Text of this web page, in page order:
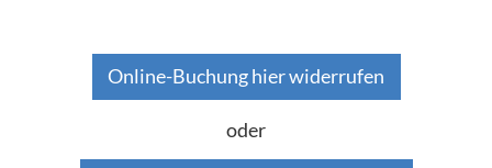
Online-Buchung hier widerrufen
oder